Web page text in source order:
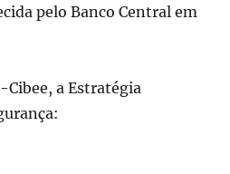
pelo Banco Central em
Cibee, a Estratégia